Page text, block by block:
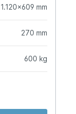
1.120x609 mm
270 mm
600 kg